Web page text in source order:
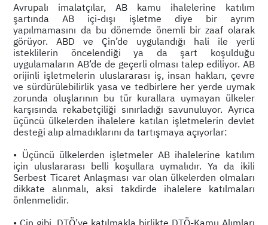
Avrupalı imalatçılar, AB kamu ihalelerine katılım
şartında AB içi-dışı işletme diye bir ayrım
yapılmamasını da bu dönemde önemli bir zaaf olarak
görüyor. ABD ve Çin’de uygulandığı hali ile yerli
isteklilerin öncelendiği ya da şart koşulduğu
uygulamaların AB’de de geçerli olması talep ediliyor. AB
orijinli işletmelerin uluslararası iş, insan hakları, çevre
ve sürdürülebilirlik yasa ve tedbirlere her yerde uymak
zorunda oluşlarının bu tür kurallara uymayan ülkeler
karşısında rekabetçiliği sınırladığı savunuluyor. Ayrıca
üçüncü ülkelerden ihalelere katılan işletmelerin devlet
desteği alıp almadıklarını da tartışmaya açıyorlar:
• Üçüncü ülkelerden işletmeler AB ihalelerine katılım
için uluslararası belli koşullara uymalıdır. Ya da ikili
Serbest Ticaret Anlaşması var olan ülkelerden olmaları
dikkate alınmalı, aksi takdirde ihalelere katılmaları
önlenmelidir.
• Çin gibi, DTÖ’ye katılmakla birlikte DTÖ-Kamu Alımları